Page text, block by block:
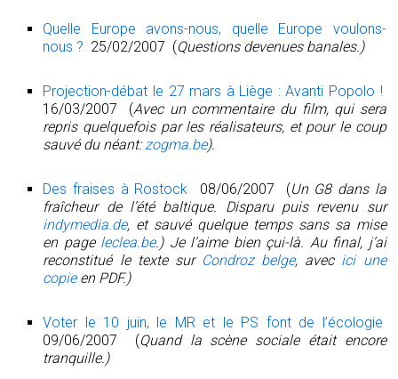
Quelle Europe avons-nous, quelle Europe voulons-
nous ? 25/02/2007 (Questions devenues banales.)
Projection-débat le 27 mars à Liège : Avanti Popolo !
16/03/2007 (Avec un commentaire du film, qui sera
repris quelquefois par les réalisateurs, et pour le coup
sauvé du néant:zogma.be).
Des fraises à Rostock 08/06/2007 (Un G8 dans la
fraîcheur de l’été baltique. Disparu puis revenu sur
indymedia.de, et sauvé quelque temps sans sa mise
en page leclea.be.) Je l’aime bien çui-là. Au final, j’ai
reconstitué le texte sur Condroz belge, avec ici une
copieen PDF.)
Voter le 10 juin, le MR et le PS font de l’écologie
09/06/2007 (Quand la scène sociale était encore
tranquille.)